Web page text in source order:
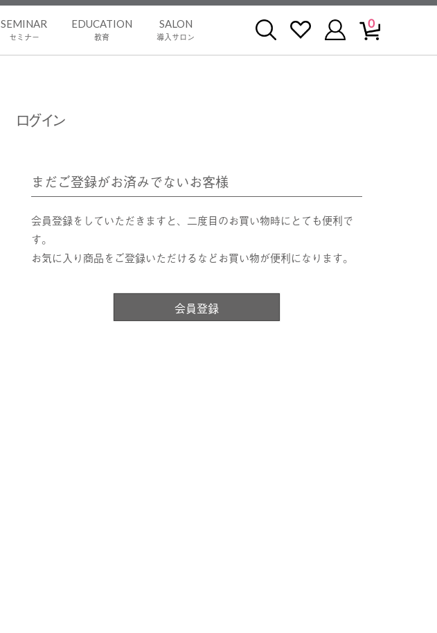
SEMINAR
セミナー
EDUCATION
教育
SALON
導入サロン
0
ログイン
まだご登録がお済みでないお客様
会員登録をしていただきますと、二度目のお買い物時にとても便利で
す。
お気に入り商品をご登録いただけるなどお買い物が便利になります。
会員登録